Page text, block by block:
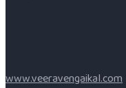
www.veeravengaikal.com